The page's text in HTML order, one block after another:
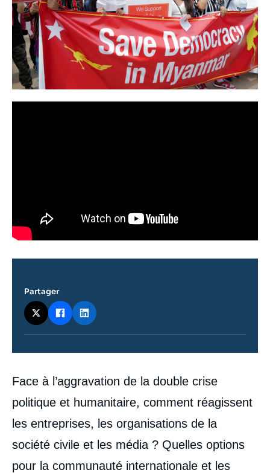
Contenu
intervention
médiatique
Face à l’aggravation de la double crise
politique et humanitaire, comment réagissent
les entreprises, les organisations de la
société civile et les média ? Quelles options
pour la communauté internationale et les
Partager